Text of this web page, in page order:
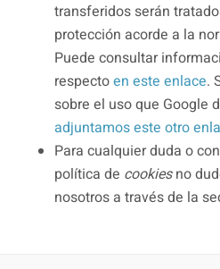
transferidos serán
protección acorde a la
Puede consultar
respectoen este enlace.
sobre el uso que Google
adjuntamos este otro
Para cualquier duda o
política de cookiesno
nosotros a través de la